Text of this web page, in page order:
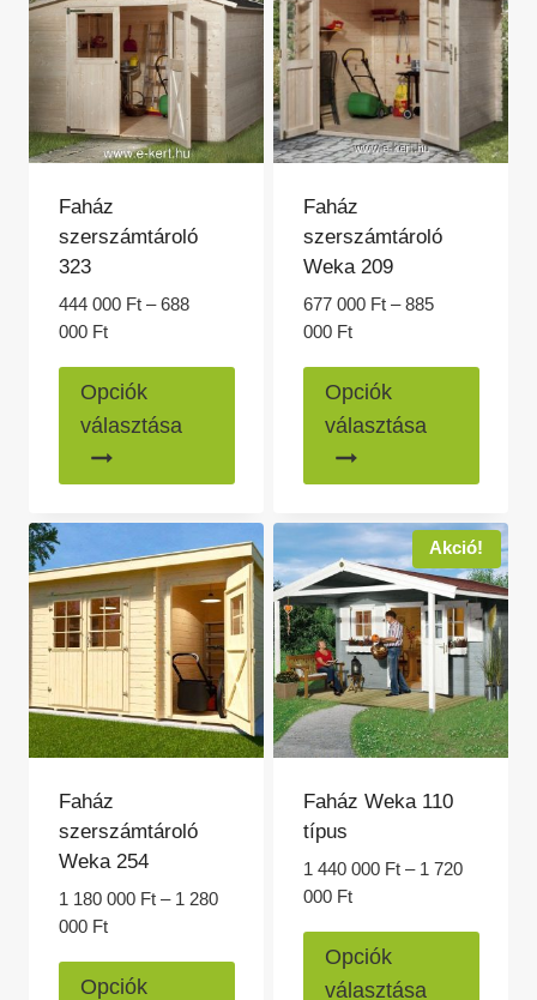
változatok
termékoldalon
választhatók
ki
ki
Faház
szerszámtároló
323
444 000 Ft – 688
000 FtÁrtartomány:
000 Ft
-
000 Ft
Opciók
választása
több
van.
A
változatok
a
termékoldalon
választhatók
ki
Faház
szerszámtároló
Weka 209
677 000 Ft – 885
000 FtÁrtartomány:
000 Ft
-
000 Ft
Opciók
választása
több
van.
A
a
ki
Faház
szerszámtároló
Weka 254
1 180 000 Ft – 1 280
000 FtÁrtartomány:
180
Opciók
Akció!
Faház Weka 110
típus
1 440 000 Ft – 1 720
000 FtÁrtartomány:
440
000 Ft
Opciók
választása